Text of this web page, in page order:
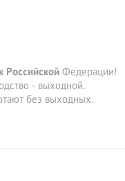
Российской Федерации!
- выходной.
без выходных.